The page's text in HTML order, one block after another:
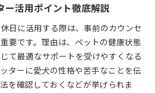
ー活用ポイント徹底解説
日に活用する際は、事前のカウンセ
要です。理由は、ペットの健康状態
て最適なサポートを受けやすくなる
ターに愛犬の性格や苦手なことを伝
を確認しておくなどが挙げられま